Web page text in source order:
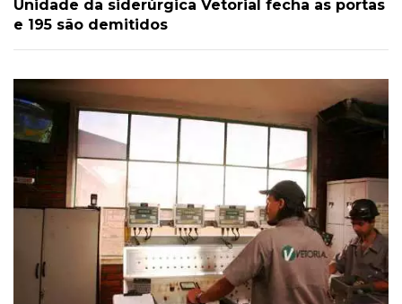
Unidade da siderúrgica Vetorial fecha as portas
e 195 são demitidos